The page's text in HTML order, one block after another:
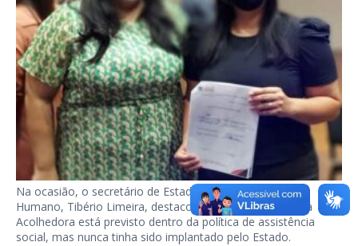
Na ocasião, o secretário de Estado do Desenvolvimento
Humano, Tibério Limeira, destacou que o Serviço Família
Acolhedora está previsto dentro da política de assistência
social, mas nunca tinha sido implantado pelo Estado.